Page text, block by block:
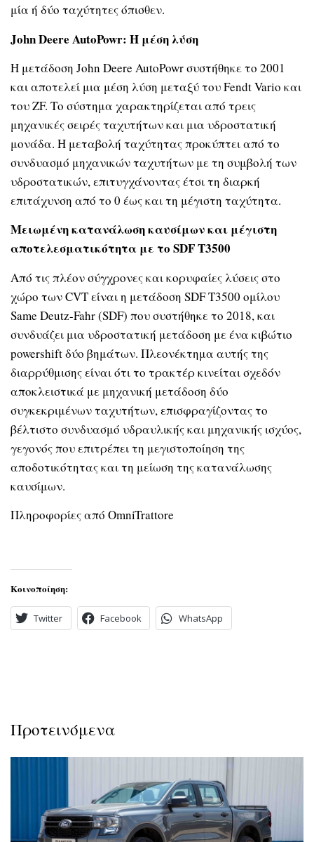
μία ή δύο ταχύτητες όπισθεν.
John Deere AutoPowr: Η μέση λύση
Η μετάδοση John Deere AutoPowrσυστήθηκε το 2001
και αποτελεί μια μέση λύση μεταξύ τουFendt Vario και
τουZF. Το σύστημα χαρακτηρίζεται από τρεις
μηχανικές σειρές ταχυτήτων και μια υδροστατική
μονάδα. Η μεταβολή ταχύτητας προκύπτει από το
συνδυασμό μηχανικών ταχυτήτων με τη συμβολή των
υδροστατικών, επιτυγχάνοντας έτσι τη διαρκή
επιτάχυνση από το 0 έως και τη μέγιστη ταχύτητα.
Μειωμένη κατανάλωση καυσίμων και μέγιστη
αποτελεσματικότητα με το SDF T3500
Από τις πλέον σύγχρονες και κορυφαίες λύσεις στο
χώρο των CVT είναι η μετάδοση SDF T3500 ομίλου
Same Deutz-Fahr (SDF) που συστήθηκε το 2018, και
συνδυάζει μια υδροστατική μετάδοση με ένα κιβώτιο
powershiftδύο βημάτων. Πλεονέκτημα αυτής της
διαρρύθμισης είναι ότι το τρακτέρ κινείται σχεδόν
αποκλειστικά με μηχανική μετάδοση δύο
συγκεκριμένων ταχυτήτων, επισφραγίζοντας το
βέλτιστο συνδυασμό υδραυλικής και μηχανικής ισχύος,
γεγονός που επιτρέπει τη μεγιστοποίηση της
αποδοτικότητας και τη μείωση της κατανάλωσης
καυσίμων.
Πληροφορίες από OmniTrattore
Κοινοποίηση:
Twitter Facebook WhatsApp
Προτεινόμενα